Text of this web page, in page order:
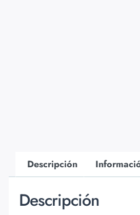
Descripción
Descripción